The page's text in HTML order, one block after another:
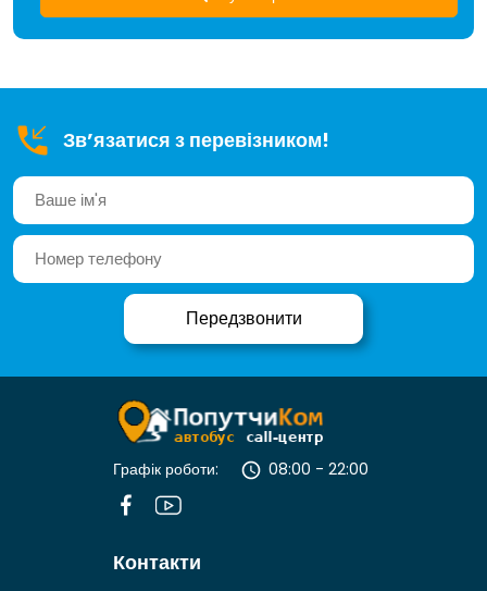
Зв’язатися з перевізником!
Графік роботи: 08:00 - 22:00
Контакти